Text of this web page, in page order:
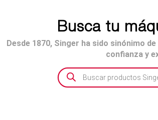
Busca tu
Desde 1870, Singer ha sido sinónimo
confianza y
Búsqueda
de
productos